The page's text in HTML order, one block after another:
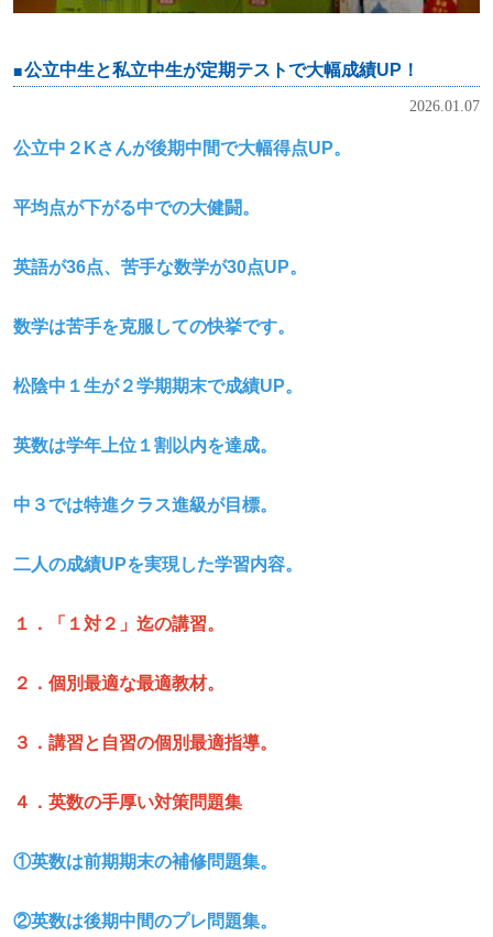
公立中生と私立中生が定期テストで大幅成績UP！
2026.01.07
公立中２Kさんが後期中間で大幅得点UP。
平均点が下がる中での大健闘。
英語が36点、苦手な数学が30点UP。
数学は苦手を克服しての快挙です。
松陰中１生が２学期期末で成績UP。
英数は学年上位１割以内を達成。
中３では特進クラス進級が目標。
二人の成績UPを実現した学習内容。
１．「１対２」迄の講習。
２．個別最適な最適教材。
３．講習と自習の個別最適指導。
４．英数の手厚い対策問題集
①英数は前期期末の補修問題集。
②英数は後期中間のプレ問題集。